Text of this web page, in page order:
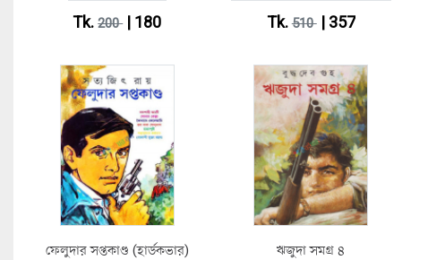
Tk.200| 180 Tk.510| 357
ফেলুদার সপ্তকাণ্ড (হার্ডকভার) ঋজুদা সমগ্র ৪